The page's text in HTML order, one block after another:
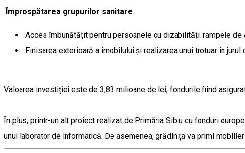
Împrospătarea grupurilor sanitare
Acces îmbunătățit pentru persoanele cu dizabilități, rampele
Finisarea exterioară a imobilului și realizarea unui trotuar în jurul
Valoarea investiției este de 3,83 milioane de lei, fondurile fiind
În plus, printr-un alt proiect realizat de Primăria Sibiu cu fonduri
unui laborator de informatică. De asemenea, grădinița va primi